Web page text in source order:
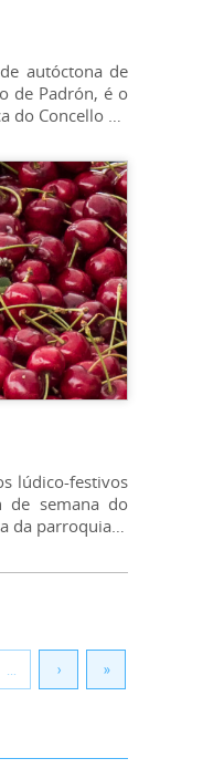
autóctona de
de Padrón, é o
lúdico-festivos
de semana do
› »